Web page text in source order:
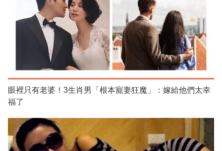
眼裡只有老婆！3生肖男「根本寵妻狂魔」：嫁給他們太幸
福了